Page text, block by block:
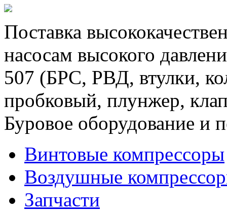
Поставка
насосам высокого
507 (БРС, РВД, втулки,
пробковый, плунжер,
Буровое оборудование и
Винтовые компрессоры
Воздушные
Запчасти